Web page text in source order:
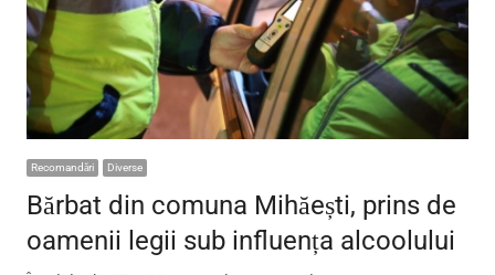
Recomandări Diverse
Bărbat din comuna Mihăești, prins de
oamenii legii sub influența alcoolului